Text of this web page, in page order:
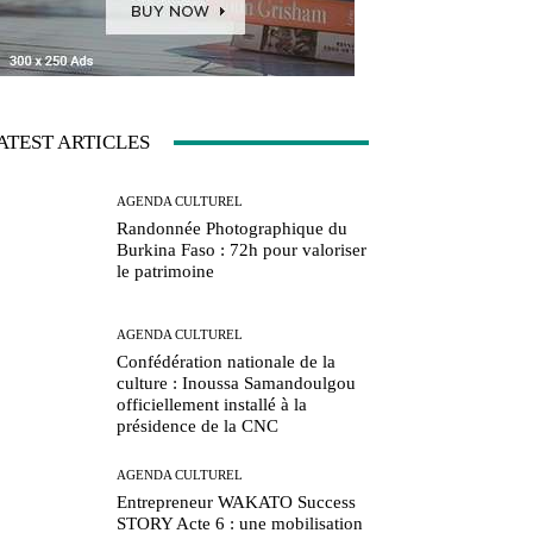
ARTICLES
AGENDA CULTUREL
Randonnée Photographique du
Burkina Faso : 72h pour valoriser
le patrimoine
AGENDA CULTUREL
Confédération nationale de la
culture : Inoussa Samandoulgou
officiellement installé à la
présidence de la CNC
AGENDA CULTUREL
Entrepreneur WAKATO Success
STORY Acte 6 : une mobilisation